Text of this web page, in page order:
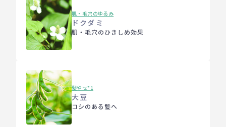
肌・毛穴のゆるみ
ドクダミ
肌・毛穴のひきしめ効果
髪やせ*1
大豆
コシのある髪へ